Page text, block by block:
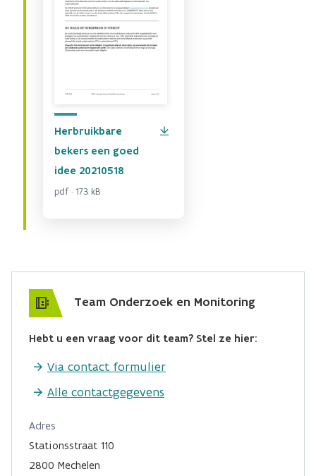
Herbruikbare
bekers een goed
idee 20210518
pdf · 173 kB
Team Onderzoek en Monitoring
Hebt u een vraag voor dit team? Stel ze hier:
Via contact formulier
Alle contactgegevens
Adres
Stationsstraat 110
2800 Mechelen